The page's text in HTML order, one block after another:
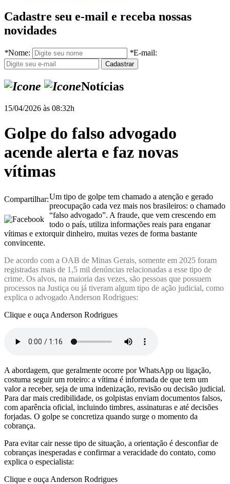
Cadastre seu e-mail e receba nossas
novidades
*Nome: *E-mail:
Notícias
15/04/2026 às 08:32h
Golpe do falso advogado
acende alerta e faz novas
vítimas
Compartilhar:Um tipo de golpe tem chamado a atenção e gerado
preocupação cada vez mais nos brasileiros: o chamado
“falso advogado”. A fraude, que vem crescendo em
todo o país, utiliza informações reais para enganar
vítimas e extorquir dinheiro, muitas vezes de forma bastante
convincente.
De acordo com a OAB de Minas Gerais, somente em 2025 foram
registradas mais de 1,5 mil denúncias relacionadas a esse tipo de
crime. Os alvos, na maioria das vezes, são pessoas que possuem
processos na Justiça ou já tiveram algum tipo de ação judicial, como
explica o advogado Anderson Rodrigues:
Clique e ouça Anderson Rodrigues
A abordagem, que geralmente ocorre por WhatsApp ou ligação,
costuma seguir um roteiro: a vítima é informada de que tem um
valor a receber, seja de uma indenização, revisão ou decisão judicial.
Para dar mais credibilidade, os golpistas enviam documentos falsos,
com aparência oficial, incluindo timbres, assinaturas e até decisões
forjadas. O golpe se concretiza quando surge o momento da
cobrança.
Para evitar cair nesse tipo de situação, a orientação é desconfiar de
cobranças inesperadas e confirmar a veracidade do contato, como
explica o especialista:
Clique e ouça Anderson Rodrigues